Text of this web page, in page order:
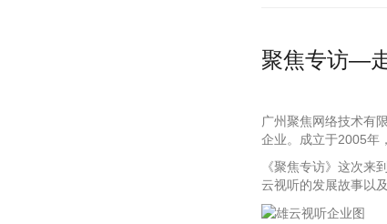
聚焦专访—
广州聚焦网络技术有
企业。成立于2005年
《聚焦专访》这次来
云视听的发展故事以